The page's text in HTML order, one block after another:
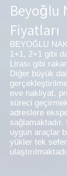
Beyoğlu
Fiyatları
BEYOĞLU
1+1, 2+1 gibi
Lirası gibi
Diğer büyük
eve nakliyat,
süreci
adreslere
uygun araçlar
yükler tek